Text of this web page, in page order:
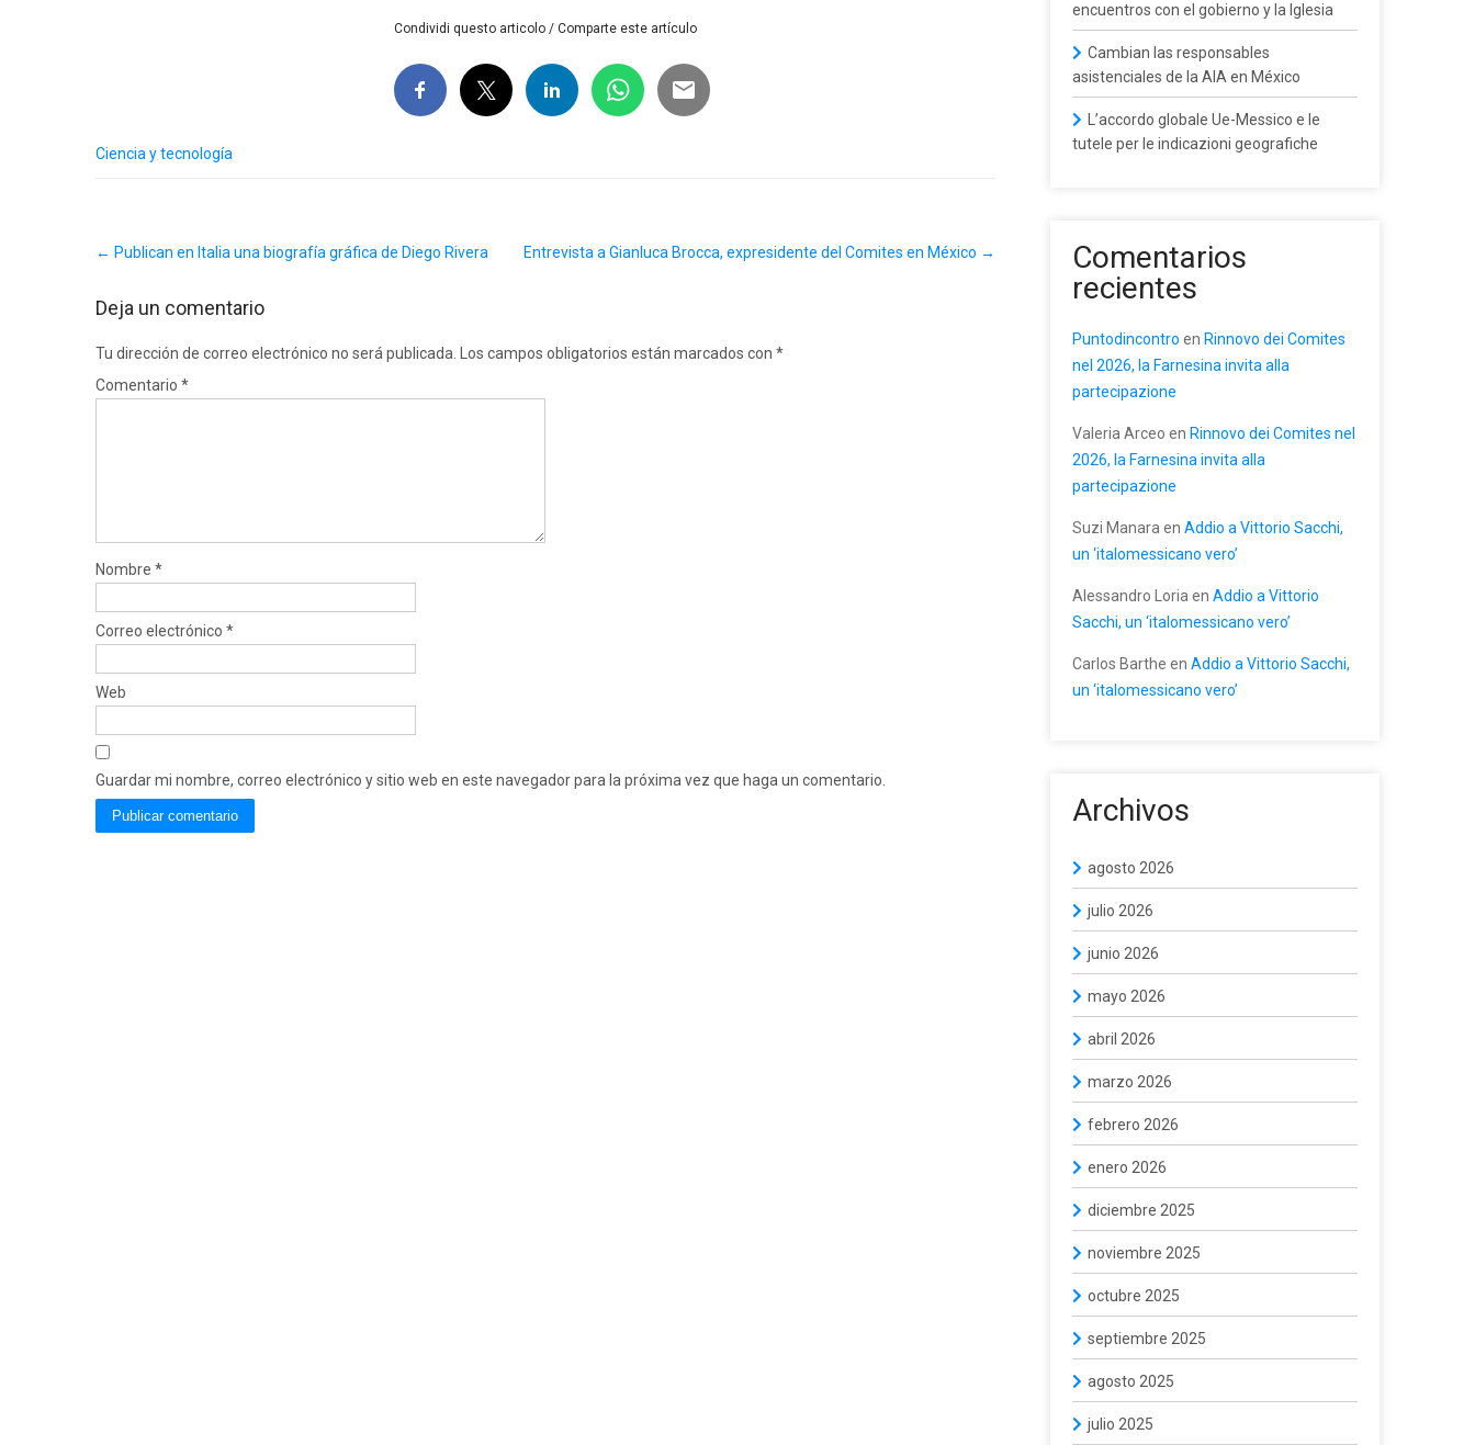
Condividi questo articolo / Comparte este artículo
Ciencia y tecnología
navigation
← Publican en Italia una biografía gráfica de Diego Rivera Entrevista a Gianluca Brocca, expresidente del Comites en México →
Deja un comentario
Tu dirección de correo electrónico no será publicada. Los campos obligatorios están marcados con *
Comentario *
Nombre *
Correo electrónico *
Web
Guardar mi nombre, correo electrónico y sitio web en este navegador para la próxima vez que haga un comentario.
encuentros con el gobierno y la Iglesia
Cambian las responsables
asistenciales de la AIA en México
L’accordo globale Ue-Messico e le
tutele per le indicazioni geografiche
Comentarios
recientes
Puntodincontro en Rinnovo dei Comites
nel 2026, la Farnesina invita alla
partecipazione
Valeria Arceo en Rinnovo dei Comites nel
2026, la Farnesina invita alla
partecipazione
Suzi Manara en Addio a Vittorio Sacchi,
un ‘italomessicano vero’
Alessandro Loria en Addio a Vittorio
Sacchi, un ‘italomessicano vero’
Carlos Barthe en Addio a Vittorio Sacchi,
un ‘italomessicano vero’
Archivos
agosto 2026
julio 2026
junio 2026
mayo 2026
abril 2026
marzo 2026
febrero 2026
enero 2026
diciembre 2025
noviembre 2025
octubre 2025
septiembre 2025
agosto 2025
julio 2025